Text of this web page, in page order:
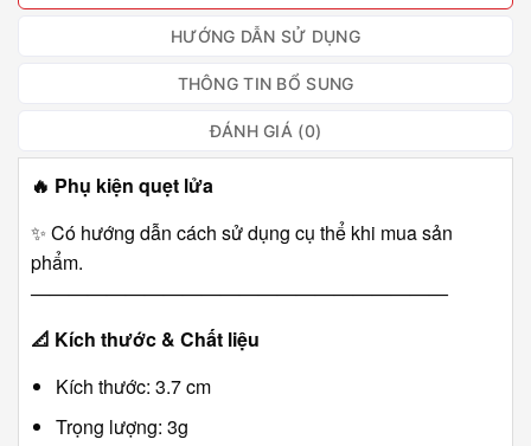
HƯỚNG DẪN SỬ DỤNG
THÔNG TIN BỔ SUNG
ĐÁNH GIÁ (0)
🔥 Phụ kiện quẹt lửa
✨ Có hướng dẫn cách sử dụng cụ thể khi mua sản
phẩm.
――――――――――――――――――――――
📐 Kích thước & Chất liệu
Kích thước: 3.7 cm
Trọng lượng: 3g